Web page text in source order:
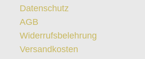
Datenschutz
AGB
Widerrufsbelehrung
Versandkosten